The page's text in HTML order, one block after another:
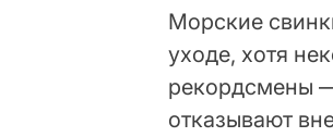
Морские
уходе, хотя
рекордсмены
отказывают